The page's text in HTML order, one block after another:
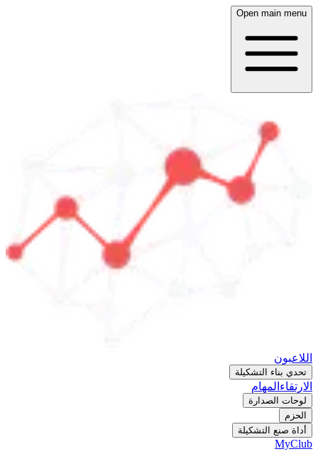
Open main menu
اللاعبون
تحدي بناء التشكيلة
الارتقاء المهام
لوحات الصدارة
الحزم
أداة صنع التشكيلة
MyClub